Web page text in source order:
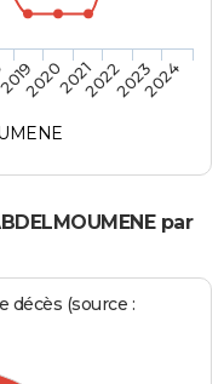
20202021202220232024
par
décès (source :